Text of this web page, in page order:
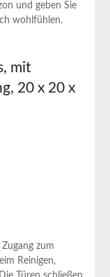
und geben Sie
wohlfühlen.
mit
20 x 20 x
zum
Reinigen,